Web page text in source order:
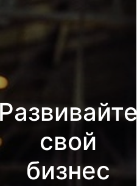
свой
бизнес